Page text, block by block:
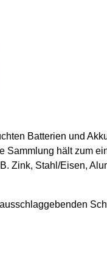
Batterien und
hält zum
Zink, Stahl/Eisen,